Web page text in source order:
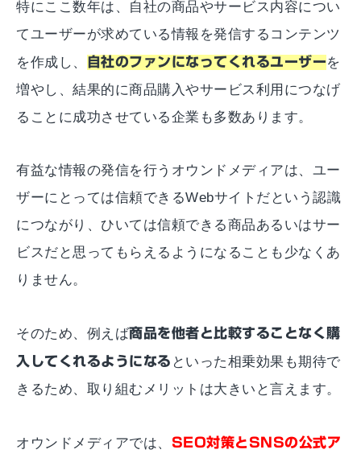
特にここ数年は、自社の商品やサービス内容につい
てユーザーが求めている情報を発信するコンテンツ
を作成し、
自社のファンになってくれるユーザーを
増やし、結果的に商品購入やサービス利用につなげ
ることに成功させている企業も多数あります。
有益な情報の発信を行うオウンドメディアは、ユー
ザーにとっては信頼できるWebサイトだという認識
につながり、ひいては信頼できる商品あるいはサー
ビスだと思ってもらえるようになることも少なくあ
りません。
そのため、例えば商品を他者と比較することなく購
入してくれるようになる といった相乗効果も期待で
きるため、取り組むメリットは大きいと言えます。
オウンドメディアでは、 SEO対策とSNSの公式ア